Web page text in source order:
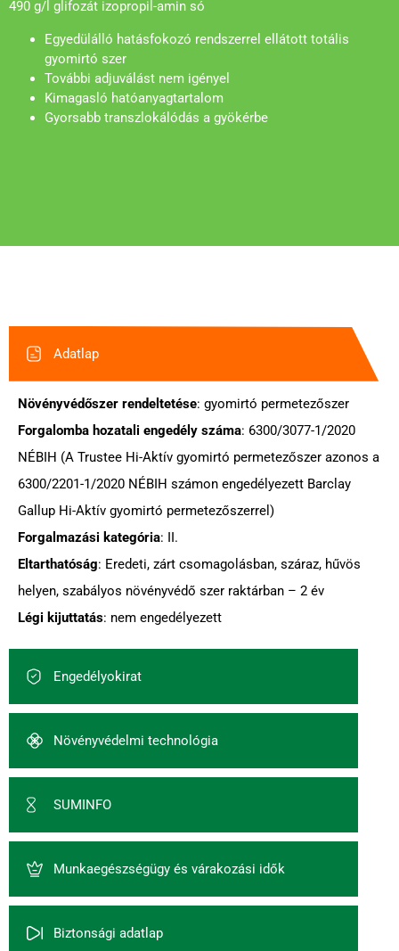
490 g/l glifozát izopropil-amin só
Egyedülálló hatásfokozó rendszerrel ellátott totális
gyomirtó szer
További adjuválást nem igényel
Kimagasló hatóanyagtartalom
Gyorsabb transzlokálódás a gyökérbe
Adatlap
Növényvédőszer rendeltetése: gyomirtó permetezőszer
Forgalomba hozatali engedély száma: 6300/3077-1/2020
NÉBIH (A Trustee Hi-Aktív gyomirtó permetezőszer azonos a
6300/2201-1/2020 NÉBIH számon engedélyezett Barclay
Gallup Hi-Aktív gyomirtó permetezőszerrel)
Forgalmazási kategória: II.
Eltarthatóság: Eredeti, zárt csomagolásban, száraz, hűvös
helyen, szabályos növényvédő szer raktárban – 2 év
Légi kijuttatás: nem engedélyezett
Engedélyokirat
Növényvédelmi technológia
SUMINFO
Munkaegészségügy és várakozási idők
Biztonsági adatlap